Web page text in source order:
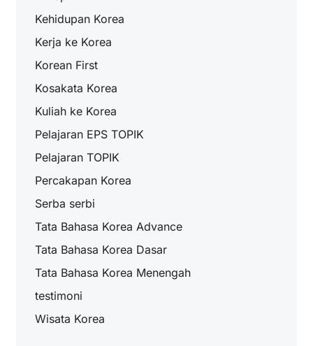
Kehidupan Korea
Kerja ke Korea
Korean First
Kosakata Korea
Kuliah ke Korea
Pelajaran EPS TOPIK
Pelajaran TOPIK
Percakapan Korea
Serba serbi
Tata Bahasa Korea Advance
Tata Bahasa Korea Dasar
Tata Bahasa Korea Menengah
testimoni
Wisata Korea